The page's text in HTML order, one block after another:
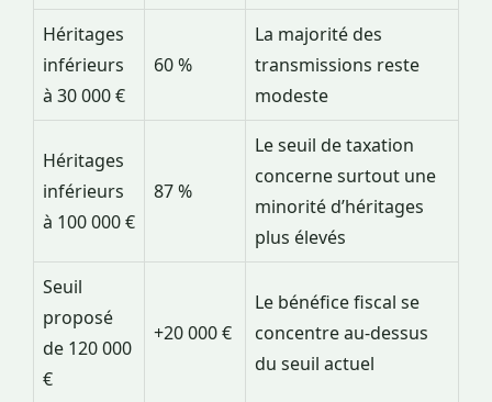
Héritages
inférieurs
à 30 000 €
60 %
La majorité des
transmissions reste
modeste
Héritages
inférieurs
à 100 000 €
87 %
Le seuil de taxation
concerne surtout une
minorité d’héritages
plus élevés
Seuil
proposé
de 120 000
€
+20 000 €
Le bénéfice fiscal se
concentre au-dessus
du seuil actuel